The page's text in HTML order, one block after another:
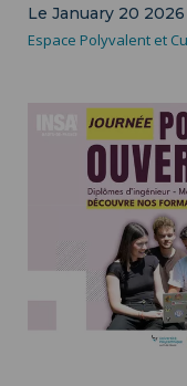
Le January 20 2026
Espace Polyvalent et